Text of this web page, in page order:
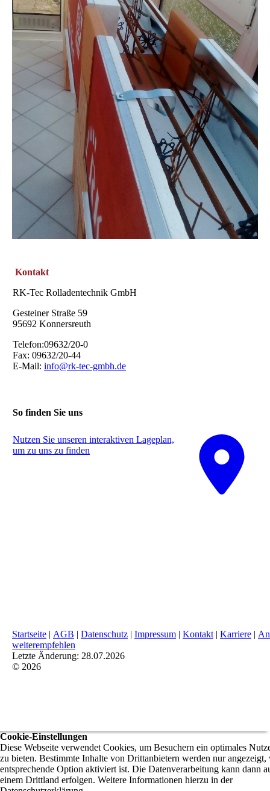
Kontakt
RK-Tec Rolladentechnik GmbH
Gesteiner Straße 59
95692 Konnersreuth
Telefon:09632/20-0
Fax: 09632/20-44
E-Mail: info@rk-tec-gmbh.de
So finden Sie uns
Nutzen Sie unseren interaktiven La­ge­plan,
um zu uns zu finden
Startseite | AGB | Datenschutz | Impressum | Kontakt | Karriere |
weiterempfehlen
Letzte Änderung: 28.07.2026
© 2026
Cookie-Einstellungen
Diese Webseite verwendet Cookies, um Besuchern ein optimales
zu bieten. Bestimmte Inhalte von Drittanbietern werden nur angezeigt,
entsprechende Option aktiviert ist. Die Datenverarbeitung kann dann
einem Drittland erfolgen. Weitere Informationen hierzu in der